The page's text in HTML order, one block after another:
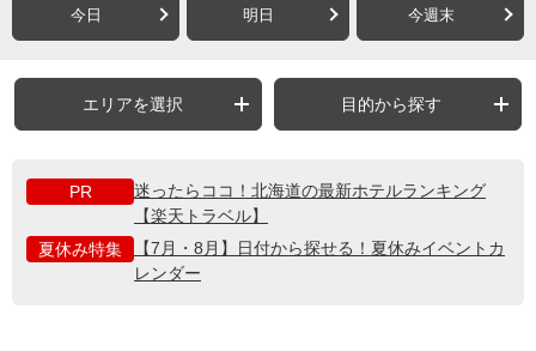
今日 明日 今週末
エリアを選択 目的から探す
PR
迷ったらココ！北海道の最新ホテルランキング
【楽天トラベル】
夏休み特集
【7月・8月】日付から探せる！夏休みイベントカ
レンダー